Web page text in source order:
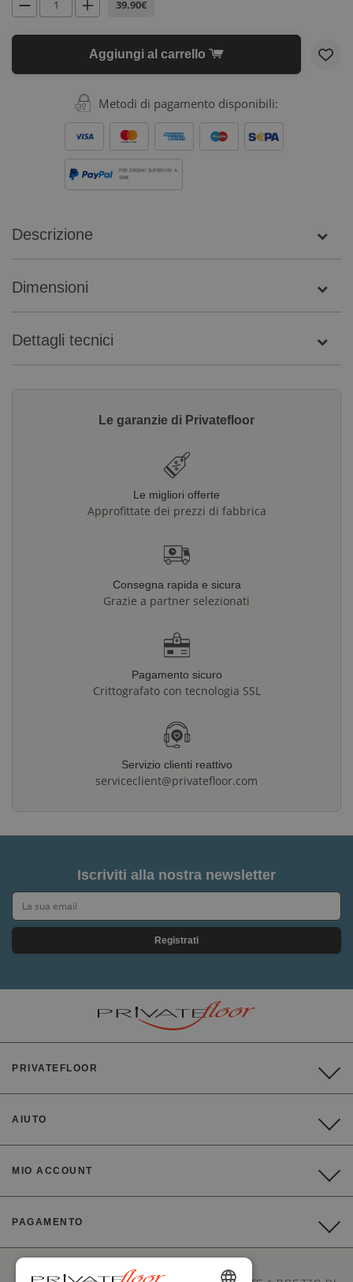
39.90€
Aggiungi al carrello
Metodi di pagamento disponibili:
PER ORDINI SUPERIORI A
500€
Descrizione
Dimensioni
Dettagli tecnici
Le garanzie di Privatefloor
Le migliori offerte
Approfittate dei prezzi di fabbrica
Consegna rapida e sicura
Grazie a partner selezionati
Pagamento sicuro
Crittografato con tecnologia SSL
Servizio clienti reattivo
serviceclient@privatefloor.com
Iscriviti alla nostra newsletter
Registrati
PRIVATEFLOOR
AIUTO
MIO ACCOUNT
PAGAMENTO